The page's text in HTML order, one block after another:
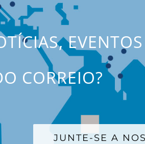
CORREIO?
JUNTE-SE A